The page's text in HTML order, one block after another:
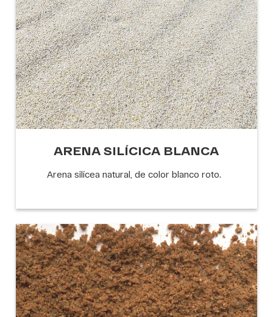
ARENA SILÍCICA BLANCA
Arena silícea natural, de color blanco roto.